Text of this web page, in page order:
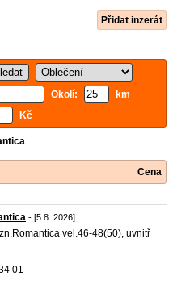
Přidat inzerát
Okolí:
km
Kč
Cena
- [5.8. 2026]
zn.Romantica vel.46-48(50), uvnitř
01